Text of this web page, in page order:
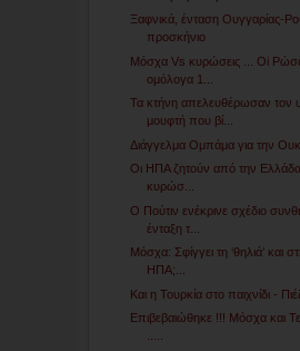
Ξαφνικά, ένταση Ουγγαρίας-
προσκήνιο
Μόσχα Vs κυρώσεις ... Oi
ομόλογα 1...
Τα κτήνη απελευθέρωσαν
μουφτή που βί...
Διάγγελμα Ομπάμα για την
Οι ΗΠΑ ζητούν από την Ελλάδα
κυρώσ...
Ο Πούτιν ενέκρινε σχέδιο
ένταξη τ...
Μόσχα: Σφίγγει τη ‘θηλιά’ και
ΗΠΑ;...
Και η Τουρκία στο παιχνίδι -
Επιβεβαιώθηκε !!! Μόσχα και